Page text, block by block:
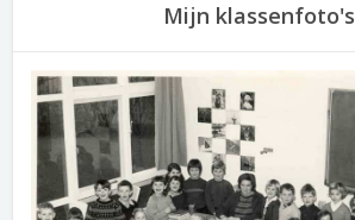
Mijn klassenfoto's